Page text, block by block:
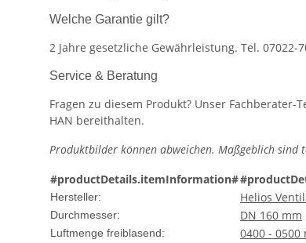
Welche Garantie gilt?
2 Jahre gesetzliche Gewährleistung. Tel. 07022-
Service & Beratung
Fragen zu diesem Produkt? Unser
HAN bereithalten.
Produktbilder können abweichen. Maßgeblich sind
#productDetails.itemInformation#
Hersteller: Helios
Durchmesser: DN 160 mm
Luftmenge freiblasend: 0400 - 0500